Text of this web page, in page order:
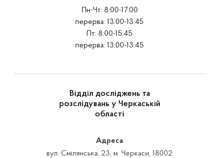
Пн-Чт: 8:00-17:00
перерва: 13:00-13:45
Пт: 8:00-15:45
перерва: 13:00-13:45
Відділ досліджень та
розслідувань у Черкаській
області
Адреса
вул. Смілянська, 23, м. Черкаси, 18002